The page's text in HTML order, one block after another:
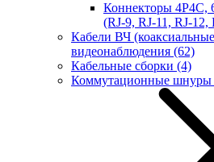
Коннекторы 4P4C,
(RJ-9, RJ-11, RJ-12,
Кабели ВЧ
видеонаблюдения (62)
Кабельные сборки (4)
Коммутационные шнуры